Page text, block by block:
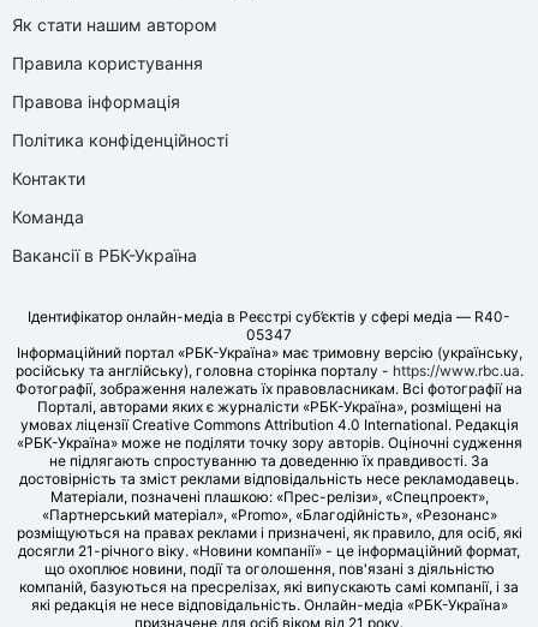
Як стати нашим автором
Правила користування
Правова інформація
Політика конфіденційності
Контакти
Команда
Вакансії в РБК-Україна
Ідентифікатор онлайн-медіа в Реєстрі суб’єктів у сфері медіа — R40-
05347
Інформаційний портал «РБК-Україна» має тримовну версію (українську,
російську та англійську), головна сторінка порталу - https://www.rbc.ua.
Фотографії, зображення належать їх правовласникам. Всі фотографії на
Порталі, авторами яких є журналісти «РБК-Україна», розміщені на
умовах ліцензії Creative Commons Attribution 4.0 International. Редакція
«РБК-Україна» може не поділяти точку зору авторів. Оціночні судження
не підлягають спростуванню та доведенню їх правдивості. За
достовірність та зміст реклами відповідальність несе рекламодавець.
Матеріали, позначені плашкою: «Прес-релізи», «Спецпроект»,
«Партнерський матеріал», «Promo», «Благодійність», «Резонанс»
розміщуються на правах реклами і призначені, як правило, для осіб, які
досягли 21-річного віку. «Новини компанії» - це інформаційний формат,
що охоплює новини, події та оголошення, пов'язані з діяльністю
компаній, базуються на пресрелізах, які випускають самі компанії, і за
які редакція не несе відповідальність. Онлайн-медіа «РБК-Україна»
призначене для осіб віком від 21 року.